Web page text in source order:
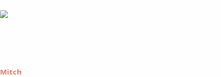
Mitch